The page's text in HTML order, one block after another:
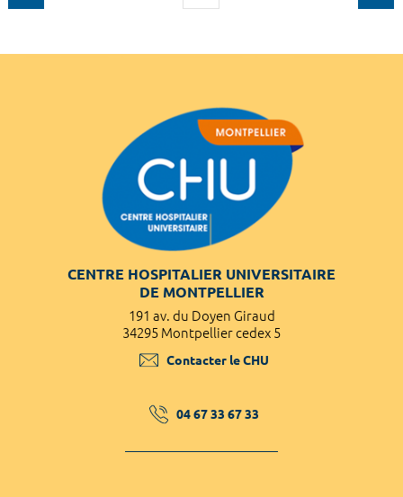
CENTRE HOSPITALIER UNIVERSITAIRE
DE MONTPELLIER
191 av. du Doyen Giraud
34295 Montpellier cedex 5
Contacter le CHU
04 67 33 67 33